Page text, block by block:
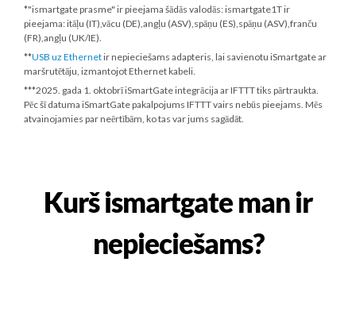
*"ismartgate prasme" ir pieejama šādās valodās: ismartgate1T ir
pieejama: itāļu (IT),vācu (DE),angļu (ASV),spāņu (ES),spāņu (ASV),franču
(FR),angļu (UK/IE).
**USB uz Ethernetir nepieciešams adapteris, lai savienotu iSmartgate ar
maršrutētāju, izmantojot Ethernet kabeli.
***2025. gada 1. oktobrīiSmartGate integrācija ar IFTTT tiks pārtraukta.
Pēc šī datuma iSmartGate pakalpojums IFTTT vairs nebūs pieejams. Mēs
atvainojamies par neērtībām, ko tas var jums sagādāt.
Kurš ismartgate man ir
nepieciešams?